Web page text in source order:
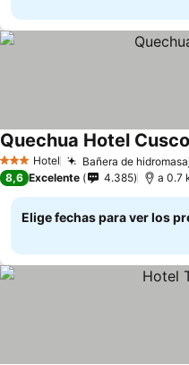
3 Estrellas
Hotel Bañera de
Quechua Hotel Cusco
8,6 Excelente 4.385 a 0.7
Elige fechas para ver los